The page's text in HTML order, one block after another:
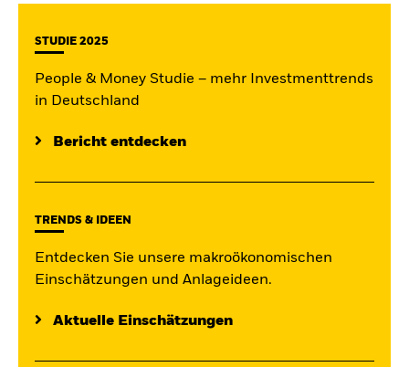
STUDIE 2025
People & Money Studie – mehr Investmenttrends
in Deutschland
Bericht entdecken
TRENDS & IDEEN
Entdecken Sie unsere makroökonomischen
Einschätzungen und Anlageideen.
Aktuelle Einschätzungen